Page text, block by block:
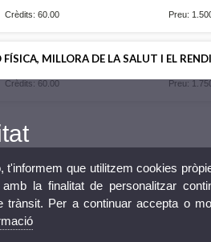
Crèdits: 60.00 Preu:
MILLORA DE LA SALUT I EL
Crèdits: 60.00 Preu:
que utilitzem cookies
la finalitat de personalitzar
Per a continuar accepta o